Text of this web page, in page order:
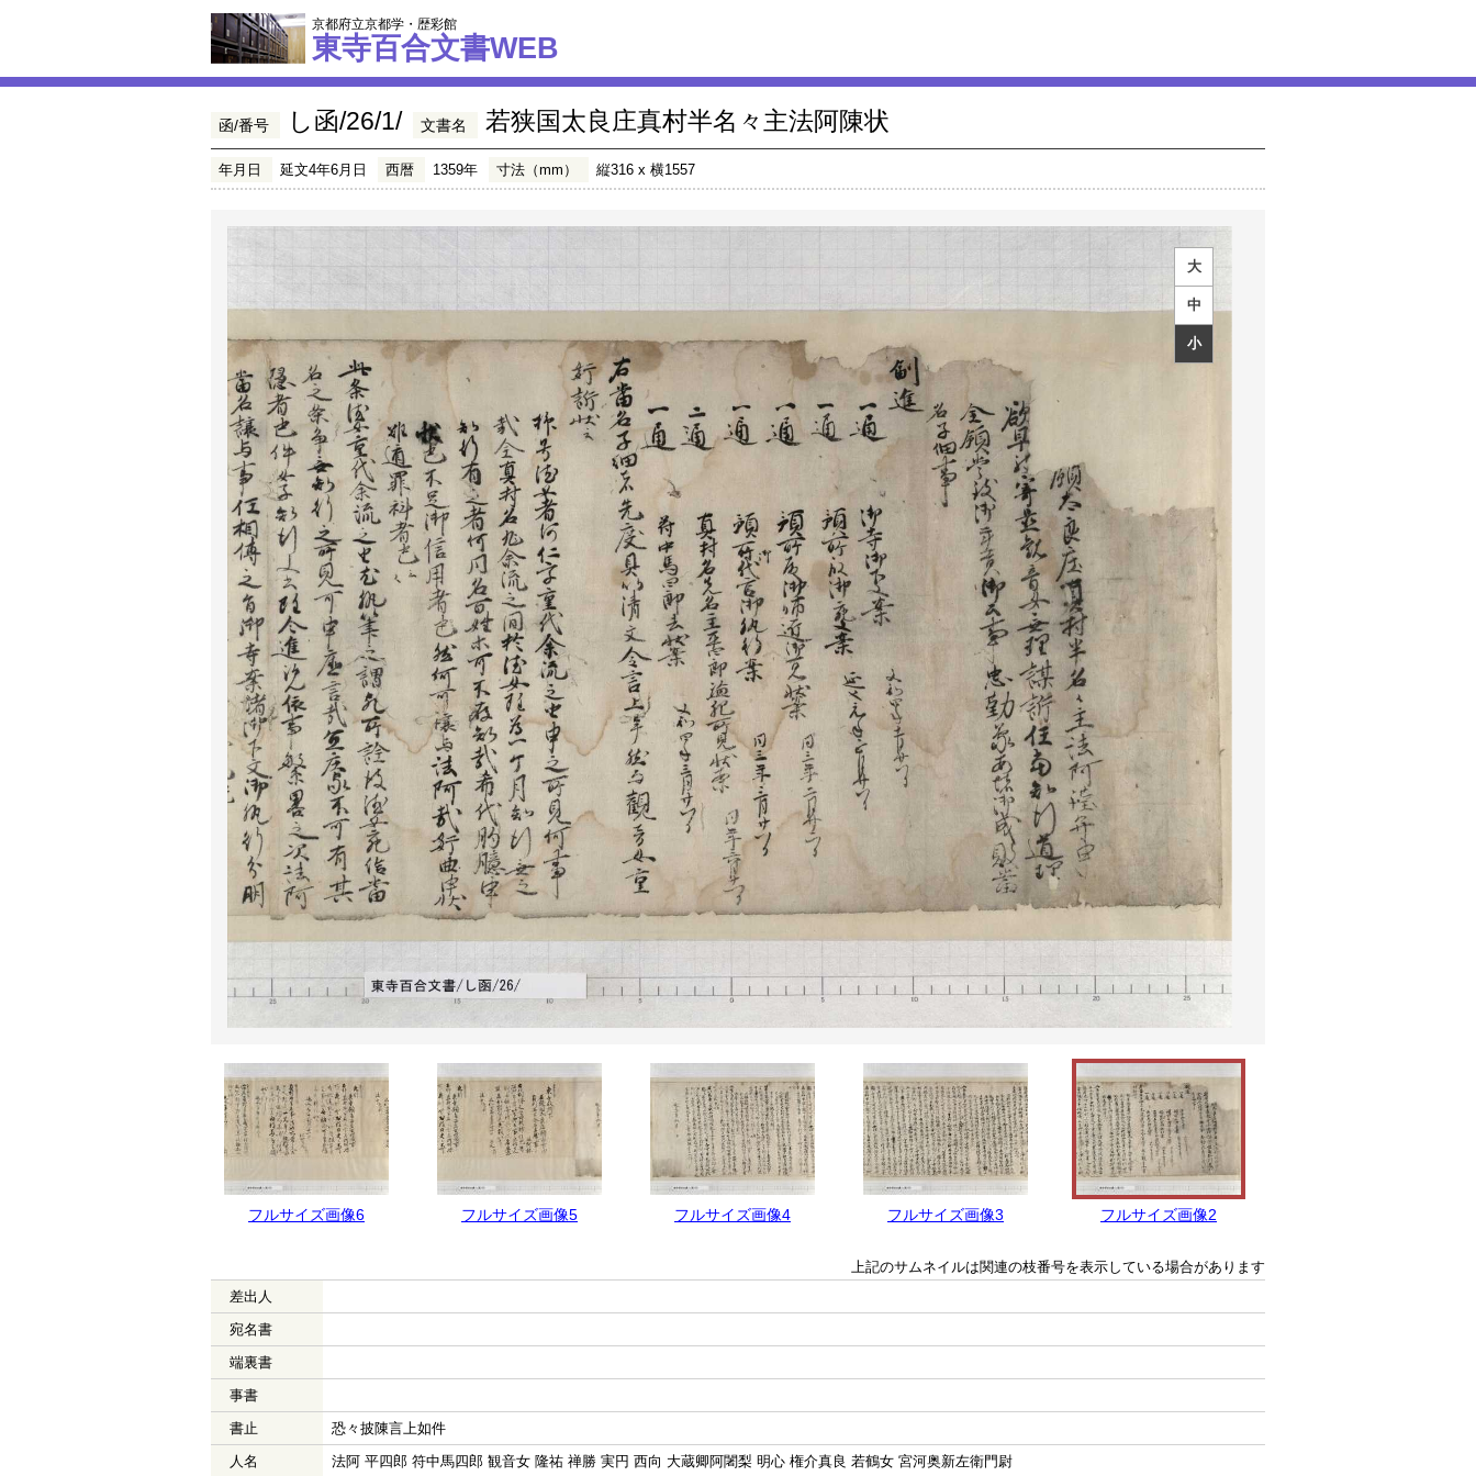
京都府立京都学・歴彩館
東寺百合文書WEB
函/番号 し函/26/1/ 文書名 若狭国太良庄真村半名々主法阿陳状
年月日 延文4年6月日 西暦 1359年 寸法（mm） 縦316 x 横1557
大
中
小
フルサイズ画像6 フルサイズ画像5 フルサイズ画像4 フルサイズ画像3 フルサイズ画像2
上記のサムネイルは関連の枝番号を表示している場合があります
差出人
宛名書
端裏書
事書
書止
恐々披陳言上如件
人名
法阿 平四郎 符中馬四郎 観音女 隆祐 禅勝 実円 西向 大蔵卿阿闍梨 明心 権介真良 若鶴女 宮河奥新左衛門尉